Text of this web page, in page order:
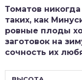
Томатов
таких, как
ровные плоды
заготовок на
сочность их